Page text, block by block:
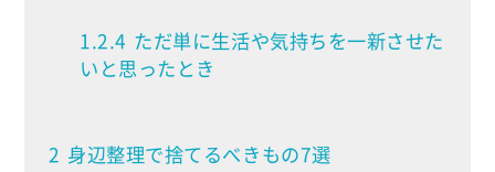
1.2.4 ただ単に生活や気持ちを一新させた
いと思ったとき
2 身辺整理で捨てるべきもの7選